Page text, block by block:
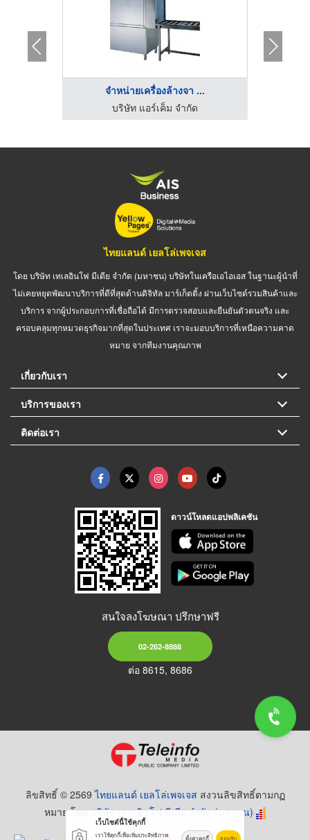
จำหน่ายเครื่องล้างจา ...
บริษัท แอร์เค็ม จำกัด
ไทยแลนด์ เยลโล่เพจเจส
โดย บริษัท เทเลอินโฟ มีเดีย จำกัด (มหาชน) บริษัทในเครือเอไอเอส ในฐานะผู้นำที่
ไม่เคยหยุดพัฒนาบริการที่ดีที่สุดด้านดิจิทัล มาร์เก็ตติ้ง ผ่านเว็บไซต์รวมสินค้าและ
บริการ จากผู้ประกอบการที่เชื่อถือได้ มีการตรวจสอบและยืนยันตัวตนจริง และ
ครอบคลุมทุกหมวดธุรกิจมากที่สุดในประเทศ เราจะมอบบริการที่เหนือความคาด
หมาย จากทีมงานคุณภาพ
เกี่ยวกับเรา
บริการของเรา
ติดต่อเรา
ดาวน์โหลดแอปพลิเคชัน
สนใจลงโฆษณา ปรึกษาฟรี
02-262-8888
ต่อ 8615, 8686
ลิขสิทธิ์ © 2569ไทยแลนด์ เยลโล่เพจเจส สงวนลิขสิทธิ์ตามกฏ
หมาย โดยบริษัท เทเลอินโฟ มีเดีย จำกัด (มหาชน)
เว็บไซต์นี้ใช้คุกกี้
เราใช้คุกกี้เพื่อเพิ่มประสิทธิภาพ
ตั้งค่าคุกกี้ ยอมรับ